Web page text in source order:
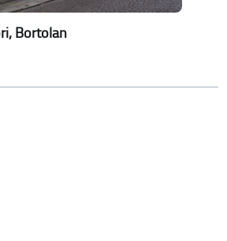
Bortolan